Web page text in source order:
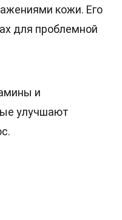
кожи. Его
для проблемной
и
улучшают